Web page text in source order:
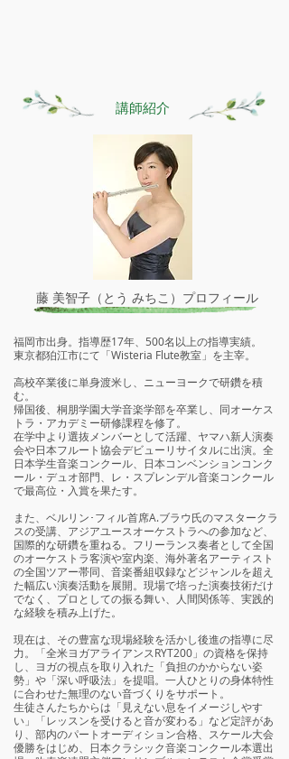
​講師紹介
藤 美智子（とう みちこ）プロフィール
福岡市出身。指導歴17年、500名以上の指導実績。
東京都狛江市にて「Wisteria Flute教室」を主宰。
高校卒業後に単身渡米し、ニューヨークで研鑽を積
む。
帰国後、桐朋学園大学音楽学部を卒業し、同オーケス
トラ・アカデミー研修課程を修了。
在学中より選抜メンバーとして活躍、ヤマハ新人演奏
会や日本フルート協会デビューリサイタルに出演。全
日本学生音楽コンクール、日本コンベンションコンク
ール・デュオ部門、レ・スプレンデル音楽コンクール
で最高位・入賞を果たす。
また、ベルリン･フィル首席A.ブラウ氏のマスタークラ
スの受講、アジアユースオーケストラへの参加など、
国際的な研鑽を重ねる。フリーランス奏者として全国
のオーケストラ客演や室内楽、海外著名アーティスト
の全国ツアー帯同、音楽番組収録などジャンルを超え
た幅広い演奏活動を展開。現場で培った演奏技術だけ
でなく、プロとしての振る舞い、人間関係等、実践的
な経験を積み上げた。
現在は、その豊富な現場経験を活かし後進の指導に尽
力。「全米ヨガアライアンスRYT200」の資格を保持
し、ヨガの視点を取り入れた「負担のかからない姿
勢」や「深い呼吸法」を提唱。一人ひとりの身体特性
に合わせた無理のない音づくりをサポート。
生徒さんたちからは「見えない息をイメージしやす
い」「レッスンを受けると音が変わる」など定評があ
り、部内のパートオーディション合格、スケール大会
優勝をはじめ、日本クラシック音楽コンクール本選出